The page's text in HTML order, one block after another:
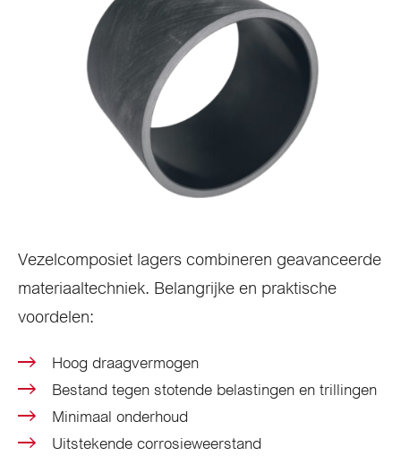
Vezelcomposiet lagers combineren geavanceerde
materiaaltechniek. Belangrijke en praktische
voordelen:
Hoog draagvermogen
Bestand tegen stotende belastingen en trillingen
Minimaal onderhoud
Uitstekende corrosieweerstand